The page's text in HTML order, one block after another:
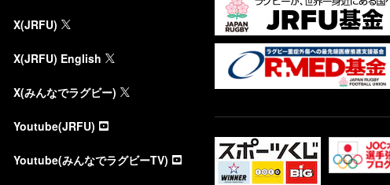
X(JRFU)
X(JRFU) English
X(みんなでラグビー)
Youtube(JRFU)
Youtube(みんなでラグビーTV)